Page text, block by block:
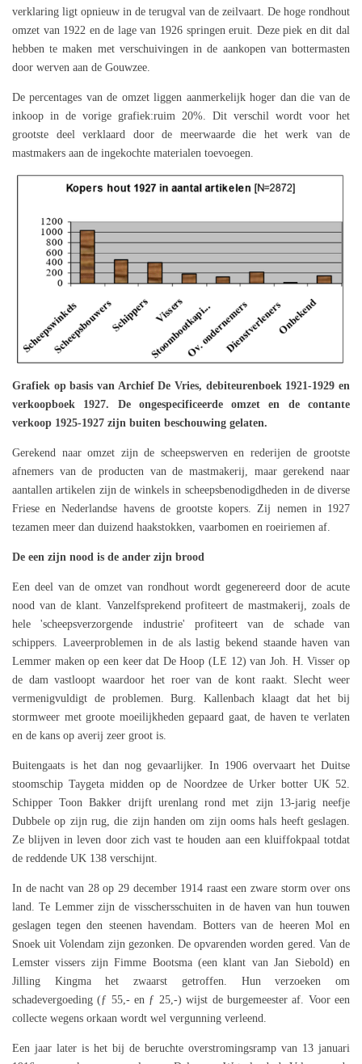
verklaring ligt opnieuw in de terugval van de zeilvaart. De hoge rondhout
omzet van 1922 en de lage van 1926 springen eruit. Deze piek en dit dal
hebben te maken met verschuivingen in de aankopen van bottermasten
door werven aan de Gouwzee.
De percentages van de omzet liggen aanmerkelijk hoger dan die van de
inkoop in de vorige grafiek:ruim 20%. Dit verschil wordt voor het
grootste deel verklaard door de meerwaarde die het werk van de
mastmakers aan de ingekochte materialen toevoegen.
Grafiek op basis van Archief De Vries, debiteurenboek 1921-1929 en
verkoopboek 1927. De ongespecificeerde omzet en de contante
verkoop 1925-1927 zijn buiten beschouwing gelaten.
Gerekend naar omzet zijn de scheepswerven en rederijen de grootste
afnemers van de producten van de mastmakerij, maar gerekend naar
aantallen artikelen zijn de winkels in scheepsbenodigdheden in de diverse
Friese en Nederlandse havens de grootste kopers. Zij nemen in 1927
tezamen meer dan duizend haakstokken, vaarbomen en roeiriemen af.
De een zijn nood is de ander zijn brood
Een deel van de omzet van rondhout wordt gegenereerd door de acute
nood van de klant. Vanzelfsprekend profiteert de mastmakerij, zoals de
hele 'scheepsverzorgende industrie' profiteert van de schade van
schippers. Laveerproblemen in de als lastig bekend staande haven van
Lemmer maken op een keer dat De Hoop (LE 12) van Joh. H. Visser op
de dam vastloopt waardoor het roer van de kont raakt. Slecht weer
vermenigvuldigt de problemen. Burg. Kallenbach klaagt dat het bij
stormweer met groote moeilijkheden gepaard gaat, de haven te verlaten
en de kans op averij zeer groot is.
Buitengaats is het dan nog gevaarlijker. In 1906 overvaart het Duitse
stoomschip Taygeta midden op de Noordzee de Urker botter UK 52.
Schipper Toon Bakker drijft urenlang rond met zijn 13-jarig neefje
Dubbele op zijn rug, die zijn handen om zijn ooms hals heeft geslagen.
Ze blijven in leven door zich vast te houden aan een kluiffokpaal totdat
de reddende UK 138 verschijnt.
In de nacht van 28 op 29 december 1914 raast een zware storm over ons
land. Te Lemmer zijn de visschersschuiten in de haven van hun touwen
geslagen tegen den steenen havendam. Botters van de heeren Mol en
Snoek uit Volendam zijn gezonken. De opvarenden worden gered. Van de
Lemster vissers zijn Fimme Bootsma (een klant van Jan Siebold) en
Jilling Kingma het zwaarst getroffen. Hun verzoeken om
schadevergoeding (ƒ 55,- en ƒ 25,-) wijst de burgemeester af. Voor een
collecte wegens orkaan wordt wel vergunning verleend.
Een jaar later is het bij de beruchte overstromingsramp van 13 januari